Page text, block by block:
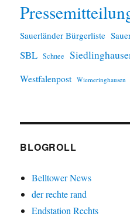
Sauerländer Bürgerliste
SBL Schnee
Westfalenpost Wiemeringhausen
BLOGROLL
Belltower News
der rechte rand
Endstation Rechts